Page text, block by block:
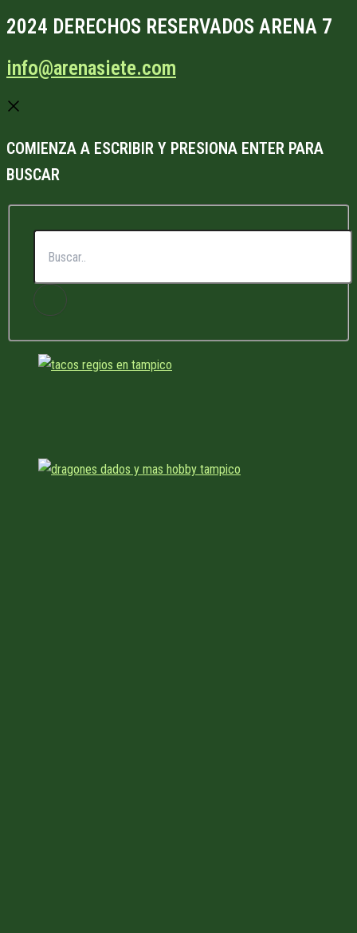
2024 DERECHOS RESERVADOS ARENA 7
info@arenasiete.com
COMIENZA A ESCRIBIR Y PRESIONA ENTER PARA
BUSCAR